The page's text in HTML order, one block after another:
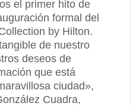
el primer hito de
formal del
by Hilton.
de nuestro
deseos de
que está
ciudad»,
Cuadra,